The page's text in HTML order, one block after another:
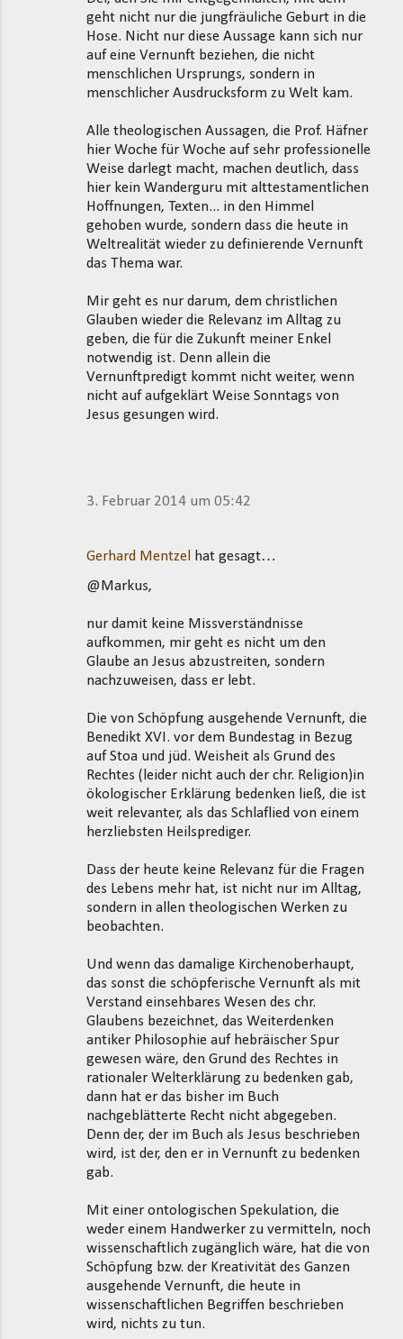
geht nicht nur die jungfräuliche Geburt in die
Hose. Nicht nur diese Aussage kann sich nur
auf eine Vernunft beziehen, die nicht
menschlichen Ursprungs, sondern in
menschlicher Ausdrucksform zu Welt kam.
Alle theologischen Aussagen, die Prof. Häfner
hier Woche für Woche auf sehr professionelle
Weise darlegt macht, machen deutlich, dass
hier kein Wanderguru mit alttestamentlichen
Hoffnungen, Texten... in den Himmel
gehoben wurde, sondern dass die heute in
Weltrealität wieder zu definierende Vernunft
das Thema war.
Mir geht es nur darum, dem christlichen
Glauben wieder die Relevanz im Alltag zu
geben, die für die Zukunft meiner Enkel
notwendig ist. Denn allein die
Vernunftpredigt kommt nicht weiter, wenn
nicht auf aufgeklärt Weise Sonntags von
Jesus gesungen wird.
3. Februar 2014 um 05:42
Gerhard Mentzel
hat gesagt…
@Markus,
nur damit keine Missverständnisse
aufkommen, mir geht es nicht um den
Glaube an Jesus abzustreiten, sondern
nachzuweisen, dass er lebt.
Die von Schöpfung ausgehende Vernunft, die
Benedikt XVI. vor dem Bundestag in Bezug
auf Stoa und jüd. Weisheit als Grund des
Rechtes (leider nicht auch der chr. Religion)in
ökologischer Erklärung bedenken ließ, die ist
weit relevanter, als das Schlaflied von einem
herzliebsten Heilsprediger.
Dass der heute keine Relevanz für die Fragen
des Lebens mehr hat, ist nicht nur im Alltag,
sondern in allen theologischen Werken zu
beobachten.
Und wenn das damalige Kirchenoberhaupt,
das sonst die schöpferische Vernunft als mit
Verstand einsehbares Wesen des chr.
Glaubens bezeichnet, das Weiterdenken
antiker Philosophie auf hebräischer Spur
gewesen wäre, den Grund des Rechtes in
rationaler Welterklärung zu bedenken gab,
dann hat er das bisher im Buch
nachgeblätterte Recht nicht abgegeben.
Denn der, der im Buch als Jesus beschrieben
wird, ist der, den er in Vernunft zu bedenken
gab.
Mit einer ontologischen Spekulation, die
weder einem Handwerker zu vermitteln, noch
wissenschaftlich zugänglich wäre, hat die von
Schöpfung bzw. der Kreativität des Ganzen
ausgehende Vernunft, die heute in
wissenschaftlichen Begriffen beschrieben
wird, nichts zu tun.